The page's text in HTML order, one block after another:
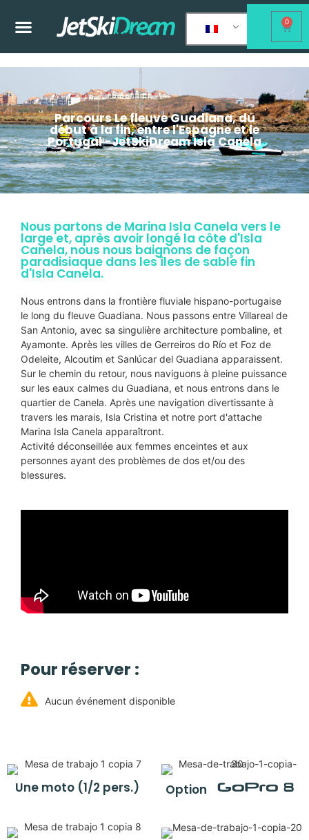
0
Parcours Le fleuve Guadiana, du
début à la fin, entre l'Espagne et le
Portugal -JetSkiDream Isla Canela
Nous partons de Marina Isla Canela vers le
large et, après avoir longé la côte d'Isla
Canela, nous nous baignons de façon
paradisiaque dans les îles de sable fin
d'Isla Canela.
Nous entrons dans la frontière fluviale hispano-portugaise
le long du fleuve Guadiana. Nous passons entre Villareal de
San Antonio, avec sa singulière architecture pombaline, et
Ayamonte. Après les villes de Gerreiros do Río et Foz de
Odeleite, Alcoutim et Sanlúcar del Guadiana apparaissent.
Sur le chemin du retour, nous naviguons à pleine puissance
sur les eaux calmes du Guadiana, et nous entrons dans le
quartier de Canela. Après une navigation divertissante à
travers les marais, Isla Cristina et notre port d'attache
Marina Isla Canela apparaîtront.
Activité déconseillée aux femmes enceintes et aux
personnes ayant des problèmes de dos et/ou des
blessures.
Pour réserver :
Aucun événement disponible
Une moto (1/2 pers.) Option